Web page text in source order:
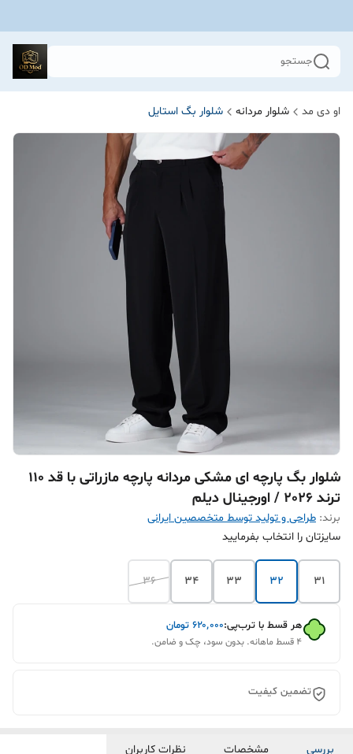
جستجو
او دی مد شلوار مردانه شلوار بگ استایل
شلوار بگ پارچه ای مشکی مردانه پارچه مازراتی با قد 110
ترند 2026 / اورجینال دیلم
برند: طراحی و تولید توسط متخصصین ایرانی
سایزتان را انتخاب بفرمایید
31
32
33
34
36
هر قسط با ترب‌پی:۶۲۰٬۰۰۰ تومان
۴ قسط ماهانه. بدون سود، چک و ضامن.
تضمین کیفیت
بررسی مشخصات نظرات کاربران